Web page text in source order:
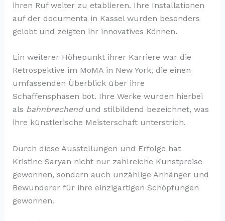
ihren Ruf weiter zu etablieren. Ihre Installationen
auf der documenta in Kassel wurden besonders
gelobt und zeigten ihr innovatives Können.
Ein weiterer Höhepunkt ihrer Karriere war die
Retrospektive im MoMA in New York, die einen
umfassenden Überblick über ihre
Schaffensphasen bot. Ihre Werke wurden hierbei
als bahnbrechendund stilbildend bezeichnet, was
ihre künstlerische Meisterschaft unterstrich.
Durch diese Ausstellungen und Erfolge hat
Kristine Saryan nicht nur zahlreiche Kunstpreise
gewonnen, sondern auch unzählige Anhänger und
Bewunderer für ihre einzigartigen Schöpfungen
gewonnen.